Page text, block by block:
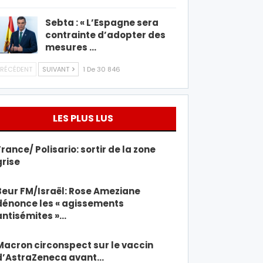
Sebta : « L’Espagne sera
contrainte d’adopter des
mesures …
SUIVANT 1 De 30 846
LES PLUS LUS
Polisario: sortir de la zone
FM/Israël: Rose Ameziane
les « agissements
»…
circonspect sur le vaccin
avant…